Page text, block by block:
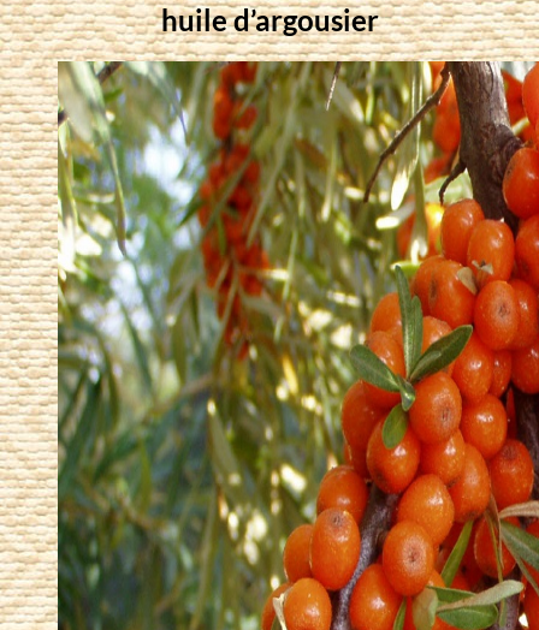
huile d’argousier